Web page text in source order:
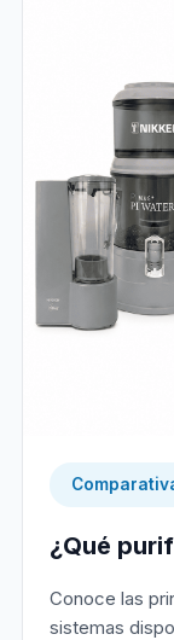
¿Qué
Conoce las
sistemas